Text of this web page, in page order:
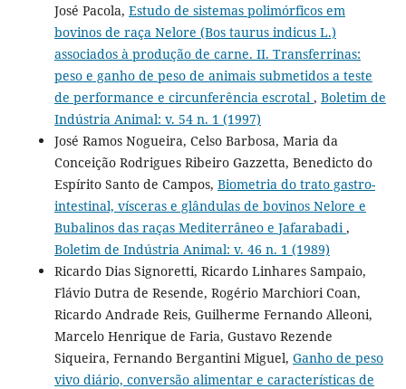
José Pacola, Estudo de sistemas polimórficos em
bovinos de raça Nelore (Bos taurus indicus L.)
associados à produção de carne. II. Transferrinas:
peso e ganho de peso de animais submetidos a teste
de performance e circunferência escrotal , Boletim de
Indústria Animal: v. 54 n. 1 (1997)
José Ramos Nogueira, Celso Barbosa, Maria da
Conceição Rodrigues Ribeiro Gazzetta, Benedicto do
Espírito Santo de Campos, Biometria do trato gastro-
intestinal, vísceras e glândulas de bovinos Nelore e
Bubalinos das raças Mediterrâneo e Jafarabadi ,
Boletim de Indústria Animal: v. 46 n. 1 (1989)
Ricardo Dias Signoretti, Ricardo Linhares Sampaio,
Flávio Dutra de Resende, Rogério Marchiori Coan,
Ricardo Andrade Reis, Guilherme Fernando Alleoni,
Marcelo Henrique de Faria, Gustavo Rezende
Siqueira, Fernando Bergantini Miguel, Ganho de peso
vivo diário, conversão alimentar e características de